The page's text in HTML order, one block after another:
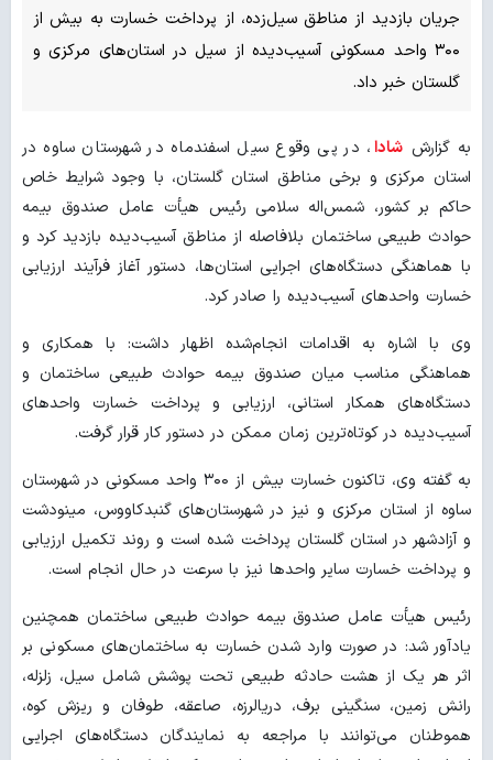
جریان بازدید از مناطق سیل‌زده، از پرداخت خسارت به بیش از
۳۰۰ واحد مسکونی آسیب‌دیده از سیل در استان‌های مرکزی و
گلستان خبر داد.
به گزارششادا، در پی وقوع سیل اسفندماه در شهرستان ساوه در
استان مرکزی و برخی مناطق استان گلستان، با وجود شرایط خاص
حاکم بر کشور، شمس‌اله سلامی رئیس هیأت عامل صندوق بیمه
حوادث طبیعی ساختمان بلافاصله از مناطق آسیب‌دیده بازدید کرد و
با هماهنگی دستگاه‌های اجرایی استان‌ها، دستور آغاز فرآیند ارزیابی
خسارت واحدهای آسیب‌دیده را صادر کرد.
وی با اشاره به اقدامات انجام‌شده اظهار داشت: با همکاری و
هماهنگی مناسب میان صندوق بیمه حوادث طبیعی ساختمان و
دستگاه‌های همکار استانی، ارزیابی و پرداخت خسارت واحدهای
آسیب‌دیده در کوتاه‌ترین زمان ممکن در دستور کار قرار گرفت.
به گفته وی، تاکنون خسارت بیش از ۳۰۰ واحد مسکونی در شهرستان
ساوه از استان مرکزی و نیز در شهرستان‌های گنبدکاووس، مینودشت
و آزادشهر در استان گلستان پرداخت شده است و روند تکمیل ارزیابی
و پرداخت خسارت سایر واحدها نیز با سرعت در حال انجام است.
رئیس هیأت عامل صندوق بیمه حوادث طبیعی ساختمان همچنین
یادآور شد: در صورت وارد شدن خسارت به ساختمان‌های مسکونی بر
اثر هر یک از هشت حادثه طبیعی تحت پوشش شامل سیل، زلزله،
رانش زمین، سنگینی برف، دریالرزه، صاعقه، طوفان و ریزش کوه،
هموطنان می‌توانند با مراجعه به نمایندگان دستگاه‌های اجرایی